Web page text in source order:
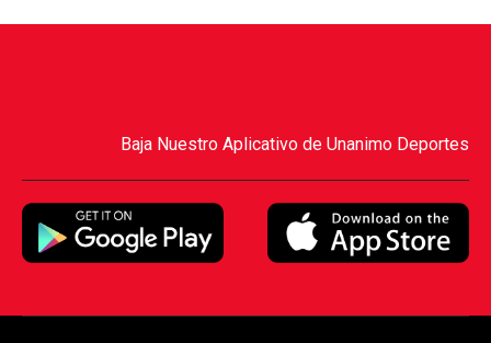
Baja Nuestro Aplicativo de Unanimo Deportes